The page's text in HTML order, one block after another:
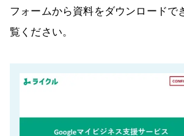
フォームから資料をダウンロードで
覧ください。